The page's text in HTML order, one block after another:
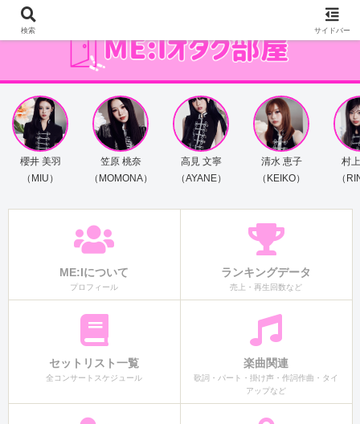
櫻井 美羽
（MIU）
笠原 桃奈
（MOMONA）
高見 文寧
（AYANE）
清水 恵子
（KEIKO）
村
（
ME:Iについて
プロフィール
ランキングデータ
売上・再生回数など
セットリスト一覧
全コンサートスケジュール
楽曲関連
歌詞・パート・掛け声・作詞作曲・タイ
アップなど
検索 サイドバー